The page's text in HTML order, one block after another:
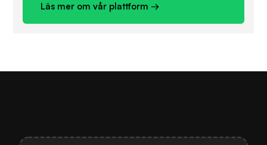
Läs mer om vår plattform →